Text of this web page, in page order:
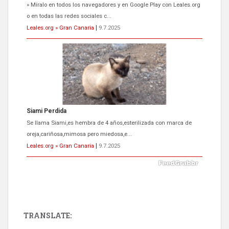
Se llama Siami,es hembra de 4 años,esterilizada con marca de
oreja,cariñosa,mimosa pero miedosa,e...
Leales.org » Gran Canaria
9.7.2025
ADOPCIÓN URGENTE GATA TEROR GRAN CANARIA
El ayuntamiento se va a llevar a Los Gatos callejeros de la zona los
próximos días, ella incluida...
Leales.org » Gran Canaria
9.7.2025
TRANSLATE: